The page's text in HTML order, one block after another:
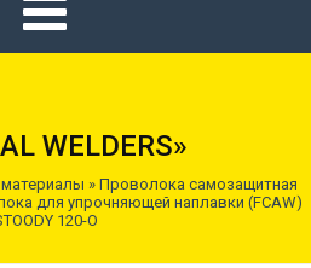
WELDERS»
» Проволока самозащитная
для упрочняющей наплавки (FCAW)
120-O